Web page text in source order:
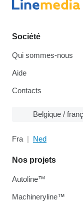
Société
Qui sommes-nous
Aide
Contacts
Belgique /
Fra Ned
Nos projets
Autoline™
Machineryline™